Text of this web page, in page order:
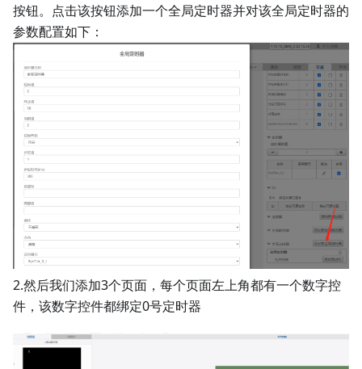
按钮。点击该按钮添加一个全局定时器并对该全局定时器的
参数配置如下：
2.然后我们添加3个页面，每个页面左上角都有一个数字控
件，该数字控件都绑定0号定时器